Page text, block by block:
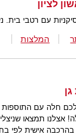
עם רטבי בית.
המלצות
חלה עם התוספות
אצלנו תמצאו
אישית לפי